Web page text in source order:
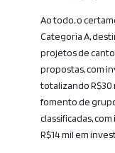
Ao todo, o
Categoria A,
projetos de
propostas, com
totalizando R$30
fomento de
classificadas,
R$14 mil em